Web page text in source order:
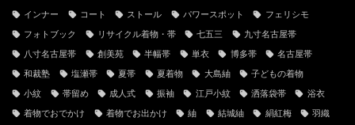
インナー コート ストール パワースポット フェリシモ
フォトブック リサイクル着物・帯 七五三 九寸名古屋帯
八寸名古屋帯 創美苑 半幅帯 単衣 博多帯 名古屋帯
和裁塾 塩瀬帯 夏帯 夏着物 大島紬 子どもの着物
小紋 帯留め 成人式 振袖 江戸小紋 洒落袋帯 浴衣
着物でおでかけ 着物でお出かけ 紬 結城紬 絹紅梅 羽織